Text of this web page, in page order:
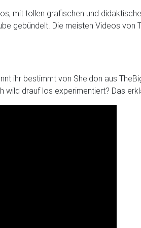
mit tollen grafischen und
gebündelt. Die meisten Videos
ihr bestimmt von Sheldon aus
drauf los experimentiert? Das